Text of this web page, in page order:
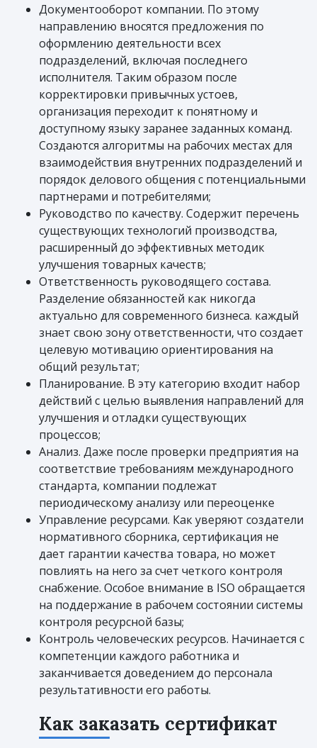
Документооборот компании. По этому
направлению вносятся предложения по
оформлению деятельности всех
подразделений, включая последнего
исполнителя. Таким образом после
корректировки привычных устоев,
организация переходит к понятному и
доступному языку заранее заданных команд.
Создаются алгоритмы на рабочих местах для
взаимодействия внутренних подразделений и
порядок делового общения с потенциальными
партнерами и потребителями;
Руководство по качеству. Содержит перечень
существующих технологий производства,
расширенный до эффективных методик
улучшения товарных качеств;
Ответственность руководящего состава.
Разделение обязанностей как никогда
актуально для современного бизнеса. каждый
знает свою зону ответственности, что создает
целевую мотивацию ориентирования на
общий результат;
Планирование. В эту категорию входит набор
действий с целью выявления направлений для
улучшения и отладки существующих
процессов;
Анализ. Даже после проверки предприятия на
соответствие требованиям международного
стандарта, компании подлежат
периодическому анализу или переоценке
Управление ресурсами. Как уверяют создатели
нормативного сборника, сертификация не
дает гарантии качества товара, но может
повлиять на него за счет четкого контроля
снабжение. Особое внимание в ISO обращается
на поддержание в рабочем состоянии системы
контроля ресурсной базы;
Контроль человеческих ресурсов. Начинается с
компетенции каждого работника и
заканчивается доведением до персонала
результативности его работы.
Как заказать сертификат